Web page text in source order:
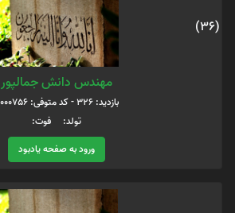
(36)
مهندس دانش جمالپور
بازدید: 326 - کد متوفی: 6000756
تولد: فوت:
ورود به صفحه یادبود